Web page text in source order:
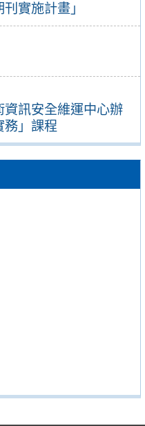
實施計畫」
資訊安全維運中心辦
務」課程